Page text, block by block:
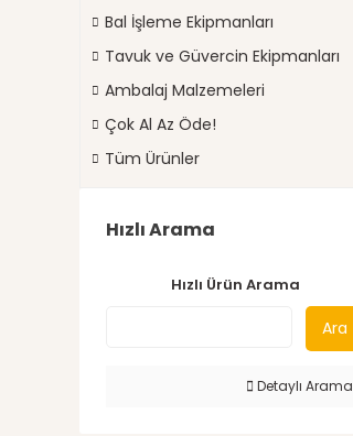
Bal İşleme Ekipmanları
Tavuk ve Güvercin Ekipmanları
Ambalaj Malzemeleri
Çok Al Az Öde!
Tüm Ürünler
Hızlı Arama
Hızlı Ürün Arama
Ara
Detaylı Arama